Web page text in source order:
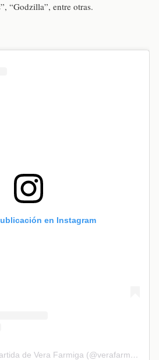
“Godzilla”, entre otras.
en Instagram
Una publicación compartida de Vera Farmiga (@verafarmiga)